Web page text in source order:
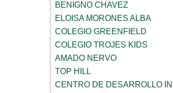
BENIGNO CHAVEZ
ELOISA MORONES ALBA
COLEGIO GREENFIELD
COLEGIO TROJES KIDS
AMADO NERVO
TOP HILL
CENTRO DE DESARROLLO